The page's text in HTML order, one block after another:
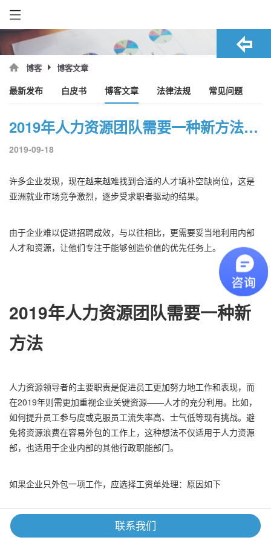
博客 博客文章
最新发布 白皮书 博客文章 法律法规 常见问题
2019年人力资源团队需要一种新方法：事半功倍
2019-09-18
许多企业发现，现在越来越难找到合适的人才填补空缺岗位，这是
亚洲就业市场竞争激烈，逐步受求职者驱动的结果。
由于企业难以促进招聘成效，与以往相比，更需要妥当地利用内部
人才和资源，让他们专注于能够创造价值的优先任务上。
2019年人力资源团队需要一种新
方法
人力资源领导者的主要职责是促进员工更加努力地工作和表现，而
在2019年则需更加重视企业关键资源——人才的充分利用。比如，
如何提升员工参与度或克服员工流失率高、士气低等现有挑战。避
免将资源浪费在容易外包的工作上，这种想法不仅适用于人力资源
部，也适用于企业内部的其他行政职能部门。
如果企业只外包一项工作，应选择工资单处理：原因如下
联系我们